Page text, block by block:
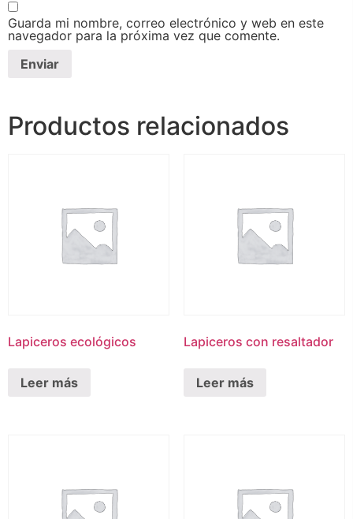
Guarda mi nombre, correo electrónico y web en este
navegador para la próxima vez que comente.
Productos relacionados
Lapiceros ecológicos
Leer más
Lapiceros con resaltador
Leer más